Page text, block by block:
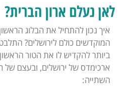
לאן נעלם ארון הברית?
איך נכון להתחיל את הבלוג
המוקדשים כולם לירושלים?
ביותר להקדיש לו את הטור
ארכימדס של ירושלים, ובעצם של
השתייה: